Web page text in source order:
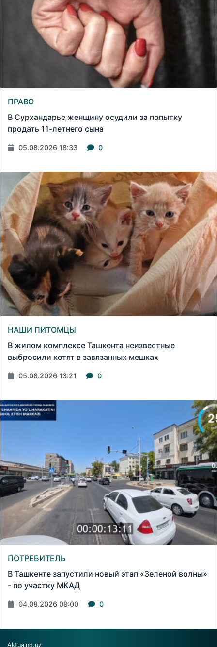
ПРАВО
В Сурхандарье женщину осудили за попытку
продать 11-летнего сына
05.08.2026 18:33 0
НАШИ ПИТОМЦЫ
В жилом комплексе Ташкента неизвестные
выбросили котят в завязанных мешках
05.08.2026 13:21 0
ПОТРЕБИТЕЛЬ
В Ташкенте запустили новый этап «Зеленой волны»
- по участку МКАД
04.08.2026 09:00 0
Aktualno.uz